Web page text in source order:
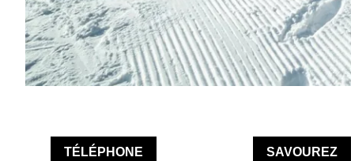
TÉLÉPHONE SAVOUREZ